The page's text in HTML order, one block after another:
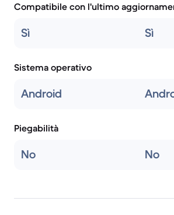
Compatibile con l'ultimo
Sì Sì
Sistema operativo
Android
Piegabilità
No No